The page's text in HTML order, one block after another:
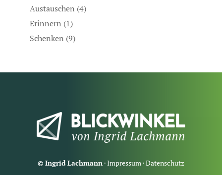
Austauschen (4)
Erinnern (1)
Schenken (9)
© Ingrid Lachmann·Impressum·Datenschutz